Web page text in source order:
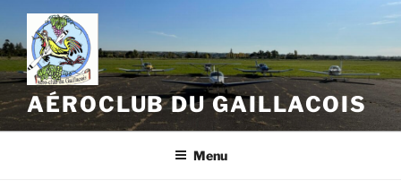
Aller
contenu
principal
AÉROCLUB DU GAILLACOIS
Menu